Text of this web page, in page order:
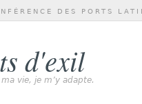
d'exil
ma vie, je m’y adapte.
DES PORTS